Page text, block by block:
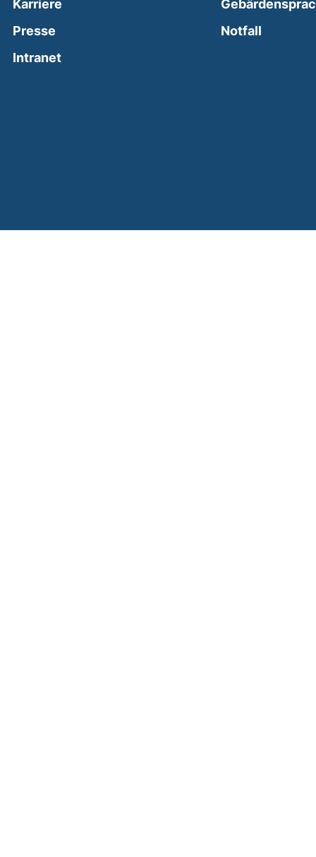
Karriere
Presse
Intranet(external link, opens in a new window)
Notfall